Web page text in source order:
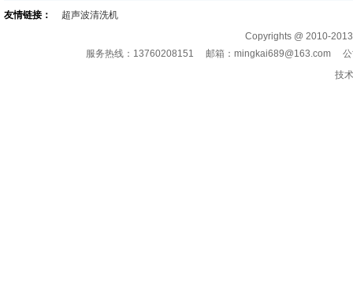
友情链接：
超声波清洗机
Copyrights @ 2010-
服务热线：13760208151 邮箱： mingkai689@163.com公司
技